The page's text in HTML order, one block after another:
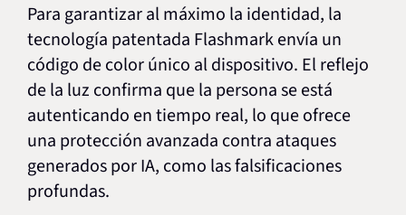
Para garantizar al máximo la identidad, la
tecnología patentada Flashmark envía un
código de color único al dispositivo. El reflejo
de la luz confirma que la persona se está
autenticando en tiempo real, lo que ofrece
una protección avanzada contra ataques
generados por IA, como las falsificaciones
profundas.